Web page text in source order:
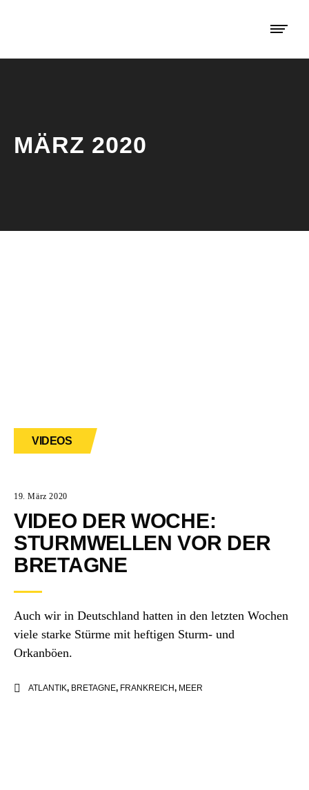
MÄRZ 2020
VIDEOS
19. März 2020
VIDEO DER WOCHE:
STURMWELLEN VOR DER
BRETAGNE
Auch wir in Deutschland hatten in den letzten Wochen
viele starke Stürme mit heftigen Sturm- und
Orkanböen.
ATLANTIK, BRETAGNE, FRANKREICH, MEER